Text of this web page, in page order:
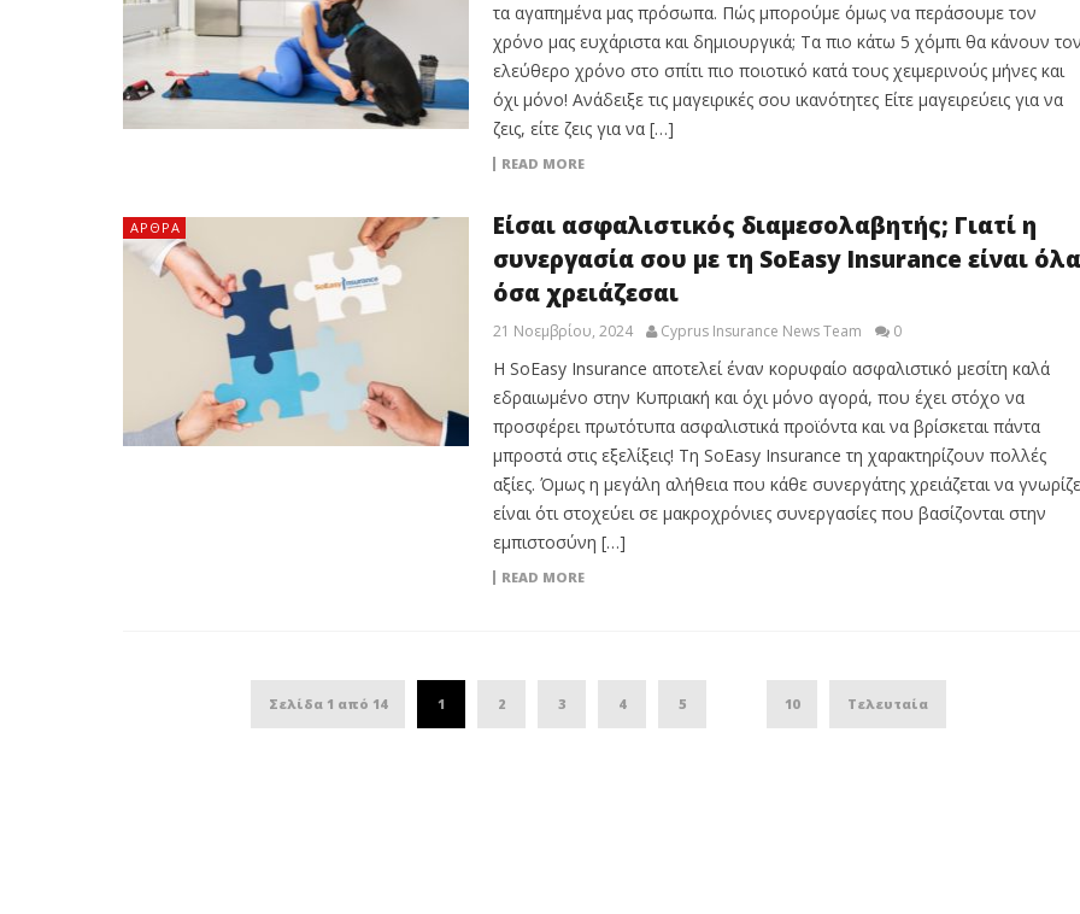
τα αγαπημένα μας πρόσωπα. Πώς μπορούμε όμως να περάσουμε τον
χρόνο μας ευχάριστα και δημιουργικά; Τα πιο κάτω 5 χόμπι θα κάνουν
ελεύθερο χρόνο στο σπίτι πιο ποιοτικό κατά τους χειμερινούς μήνες και
όχι μόνο! Ανάδειξε τις μαγειρικές σου ικανότητες Είτε μαγειρεύεις για να
ζεις, είτε ζεις για να […]
READ MORE
ΆΡΘΡΑ
Είσαι ασφαλιστικός διαμεσολαβητής; Γιατί η
συνεργασία σου με τη SoEasy Insurance είναι όλα
όσα χρειάζεσαι
21 Νοεμβρίου, 2024 Cyprus Insurance News Team 0
Η SoEasy Insurance αποτελεί έναν κορυφαίο ασφαλιστικό μεσίτη καλά
εδραιωμένο στην Κυπριακή και όχι μόνο αγορά, που έχει στόχο να
προσφέρει πρωτότυπα ασφαλιστικά προϊόντα και να βρίσκεται πάντα
μπροστά στις εξελίξεις! Τη SoEasy Insurance τη χαρακτηρίζουν πολλές
αξίες. Όμως η μεγάλη αλήθεια που κάθε συνεργάτης χρειάζεται να
είναι ότι στοχεύει σε μακροχρόνιες συνεργασίες που βασίζονται στην
εμπιστοσύνη […]
READ MORE
Σελίδα 1 από 14 1 2 3 4 5 10 Τελευταία